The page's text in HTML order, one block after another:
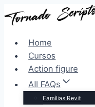
Pular
para
Conteúdo
Home
Cursos
Action figure
All FAQs
Famílias Revit